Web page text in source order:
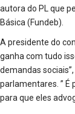
autora do PL que
Básica (Fundeb).
A presidente do
ganha com tudo
demandas
parlamentares. ” É
para que eles